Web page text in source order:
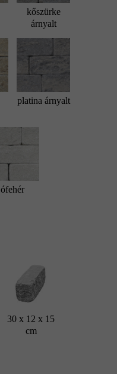
kőszürke
árnyalt
platina árnyalt
ófehér
30 x 12 x 15
cm